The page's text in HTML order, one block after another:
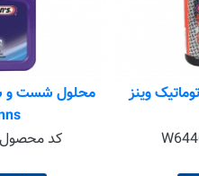
وینز
محلول شست و
کد